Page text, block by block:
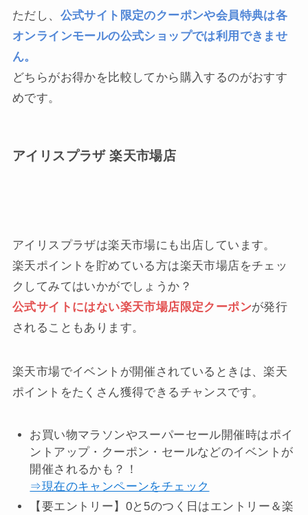
ただし、 公式サイト限定のクーポンや会員特典は各
オンラインモールの公式ショップでは利用できませ
ん。
どちらがお得かを比較してから購入するのがおすす
めです。
アイリスプラザ 楽天市場店
アイリスプラザは楽天市場にも出店しています。
クしてみてはいかがでしょうか？
公式サイトにはない楽天市場店限定クーポン が発行
されることもあります。